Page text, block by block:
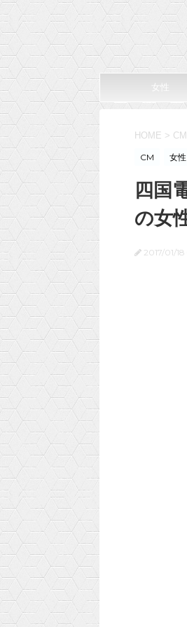
女性
HOME > CM
CM 女性
四国
の女
2017/01/18